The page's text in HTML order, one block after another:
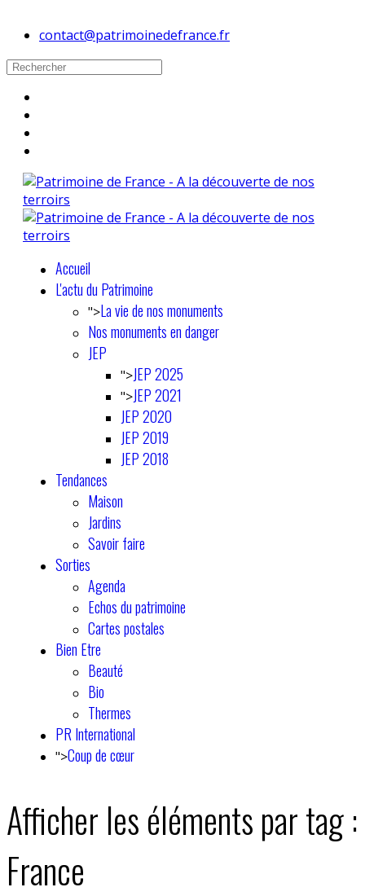
contact@patrimoinedefrance.fr
Accueil
L'actu du Patrimoine
">La vie de nos monuments
Nos monuments en danger
JEP
">JEP 2025
">JEP 2021
JEP 2020
JEP 2019
JEP 2018
Tendances
Maison
Jardins
Savoir faire
Sorties
Agenda
Echos du patrimoine
Cartes postales
Bien Etre
Beauté
Bio
Thermes
PR International
">Coup de cœur
Afficher les éléments par tag :
France